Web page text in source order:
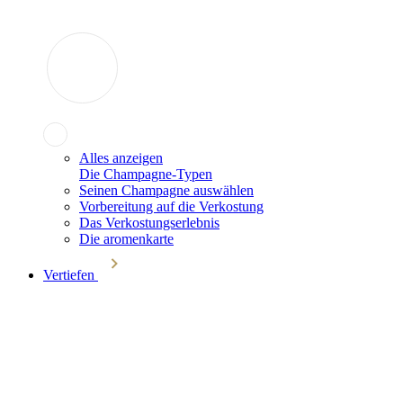
Alles anzeigen
Die Champagne-Typen
Seinen Champagne auswählen
Vorbereitung auf die Verkostung
Das Verkostungserlebnis
Die aromenkarte
Vertiefen